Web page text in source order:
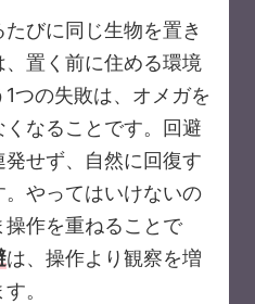
びに同じ生物を置き
置く前に住める環境
つの失敗は、オメガを
なることです。回避
せず、自然に回復す
やってはいけないの
作を重ねることで
は、操作より観察を増
。